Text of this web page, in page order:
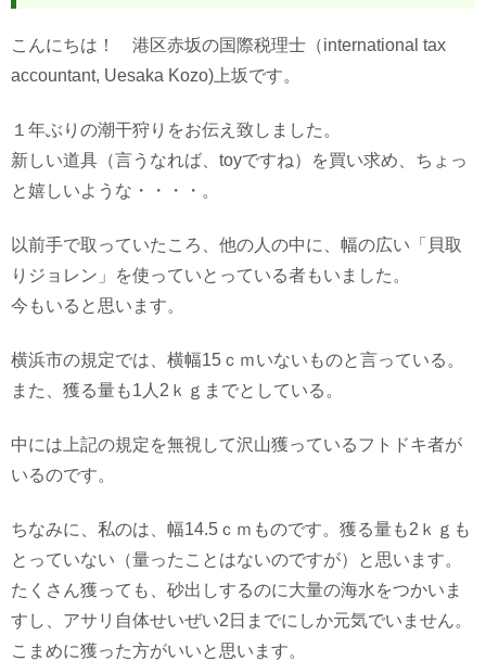
こんにちは！ 港区赤坂の国際税理士（international tax
accountant, Uesaka Kozo)上坂です。
１年ぶりの潮干狩りをお伝え致しました。
新しい道具（言うなれば、toyですね）を買い求め、ちょっ
と嬉しいような・・・・。
以前手で取っていたころ、他の人の中に、幅の広い「貝取
りジョレン」を使っていとっている者もいました。
今もいると思います。
横浜市の規定では、横幅15ｃｍいないものと言っている。
また、獲る量も1人2ｋｇまでとしている。
中には上記の規定を無視して沢山獲っているフトドキ者が
いるのです。
ちなみに、私のは、幅14.5ｃｍものです。獲る量も2ｋｇも
とっていない（量ったことはないのですが）と思います。
たくさん獲っても、砂出しするのに大量の海水をつかいま
すし、アサリ自体せいぜい2日までにしか元気でいません。
こまめに獲った方がいいと思います。